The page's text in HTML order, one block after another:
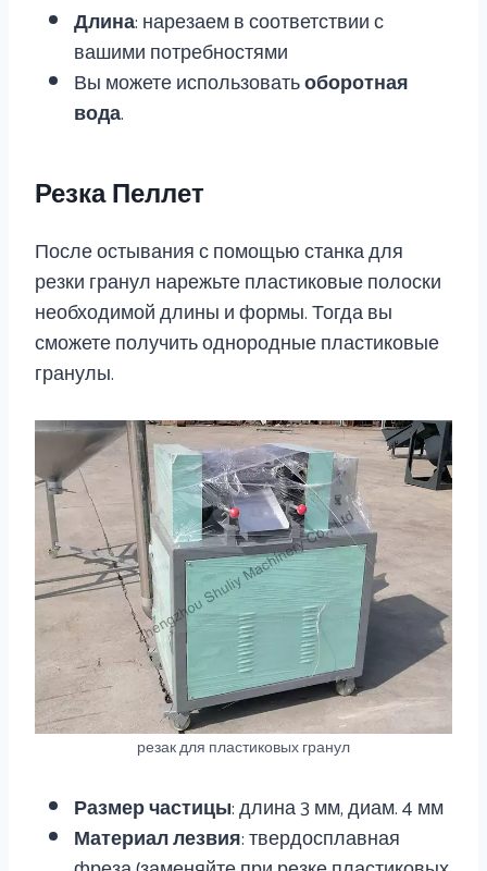
Длина: нарезаем в соответствии с
вашими потребностями
Вы можете использоватьоборотная
вода.
Резка Пеллет
После остывания с помощью станка для
резки гранул нарежьте пластиковые полоски
необходимой длины и формы. Тогда вы
сможете получить однородные пластиковые
гранулы.
резак для пластиковых гранул
Размер частицы: длина 3 мм, диам. 4 мм
Материал лезвия: твердосплавная